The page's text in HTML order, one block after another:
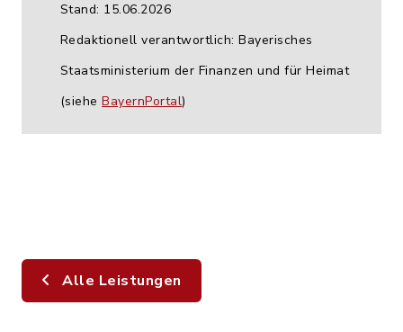
Stand: 15.06.2026
Redaktionell verantwortlich: Bayerisches
Staatsministerium der Finanzen und für Heimat
(siehe BayernPortal)
Alle Leistungen